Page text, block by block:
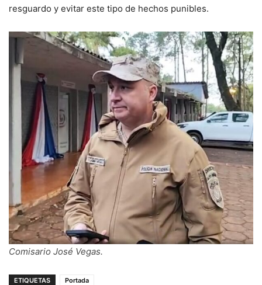
resguardo y evitar este tipo de hechos punibles.
Comisario José Vegas.
ETIQUETAS Portada